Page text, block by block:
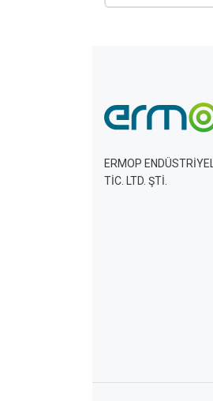
ERMOP
TİC. LTD. ŞTİ.